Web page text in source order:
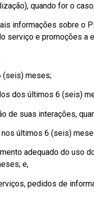
quando for o
informações sobre o
serviço e promoções a
(seis) meses;
dos últimos 6 (seis)
de suas interações,
últimos 6 (seis)
adequado do uso
e,
pedidos de